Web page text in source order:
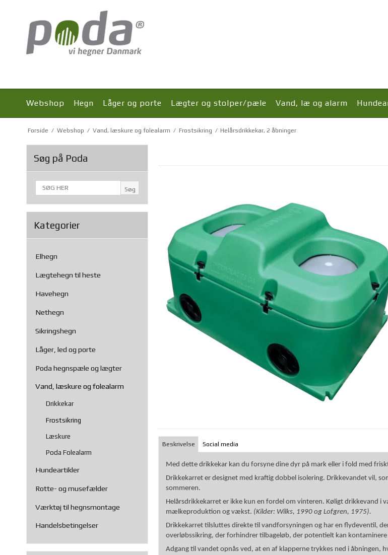
Webshop Hegn Låger og porte Lægter og stolper/pæle Vand, læ og alarm
Forside / Webshop / Vand, læskure og folealarm / Frostsikring / Helårsdrikkekar, 2 åbninger
Søg på Poda
Søg
Kategorier
Elhegn
Lægtehegn til heste
Havehegn
Nethegn
Sikringshegn
Låger, led og porte
Poda hegnspæle og lægter
Vand, læskure og folealarm
Drikkekar
Frostsikring
Læskure
Poda Folealarm
Hundeartikler
Rotte- og musefælder
Værktøj til hegnsmontage
Handelsbetingelser
Beskrivelse Social media
Med dette drikkekar kan du forsyne dine dyr på mark eller i fold med
Drikkekarret er designet med kraftig dobbel isolering. Drikkevandet vil,
sommeren.
Helårsdrikkekarret er ikke kun en fordel om vinteren. Køligt drikkevand i
mælkeproduktion og vækst. (Kilder: Wilks, 1990 og Lofgren, 1975).
Drikkekarret tilsluttes direkte til vandforsyningen og har en flydeventil,
overløbssikring, der forhindrer tilbageløb, der potentielt kan
Adgang til vandet opnås ved, at en af klapperne trykkes ned i åbningen,